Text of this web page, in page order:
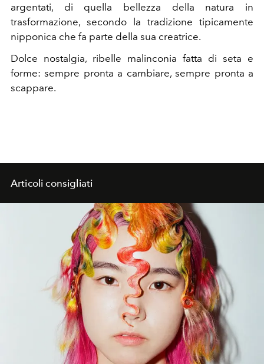
argentati, di quella bellezza della natura in
trasformazione, secondo la tradizione tipicamente
nipponica che fa parte della sua creatrice.
Dolce nostalgia, ribelle malinconia fatta di seta e
forme: sempre pronta a cambiare, sempre pronta a
scappare.
Articoli consigliati